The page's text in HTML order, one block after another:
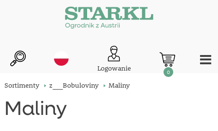
Logowanie 0
Sortimenty z___Bobuloviny Maliny
Maliny